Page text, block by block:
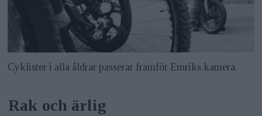
Cyklister i alla åldrar passerar framför Emriks kamera.
Rak och ärlig